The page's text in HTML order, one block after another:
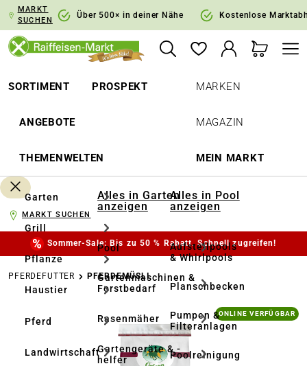
Zur Hauptnavigation springen
MARKT
SUCHEN
Über 500× in deiner Nähe Kostenlose
SORTIMENT PROSPEKT
ANGEBOTE
THEMENWELTEN
MARKEN
MAGAZIN
MEIN MARKT
Garten
Grill
Pflanze
Haustier
Pferd
Landwirtschaft
Alles in Garten
anzeigen
Pool
Gartenmaschinen &
Forstbedarf
Rasenmäher
Gartengeräte & -
helfer
Alles in Pool
anzeigen
Aufstellpools
& Whirlpools
Planschbecken
Pumpen &
Filteranlagen
Poolreinigung
MARKT SUCHEN
Sommer-Sale: Bis zu 50 % Rabatt. Schnell zugreifen!
PFERDEFUTTER PFERDEMÜSLI
Bildergalerie überspringen ONLINE VERFÜGBAR